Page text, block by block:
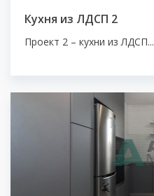
Кухня из ЛДСП 2
Проект 2 – кухни из ЛДСП...